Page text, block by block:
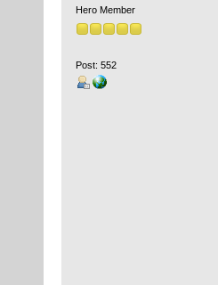
Hero Member
Post: 552